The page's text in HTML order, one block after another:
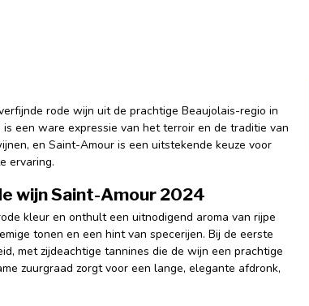
rode wijn uit de prachtige Beaujolais-regio in
een ware expressie van het terroir en de traditie van
en Saint-Amour is een uitstekende keuze voor
ervaring.
wijn Saint-Amour 2024
kleur en onthult een uitnodigend aroma van rijpe
tonen en een hint van specerijen. Bij de eerste
met zijdeachtige tannines die de wijn een prachtige
zuurgraad zorgt voor een lange, elegante afdronk,